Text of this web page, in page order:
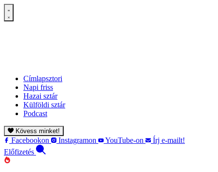
Címlapsztori
Napi friss
Hazai sztár
Külföldi sztár
Podcast
Kövess minket!
Facebookon Instagramon YouTube-on
Írj e-mailt!
Előfizetés